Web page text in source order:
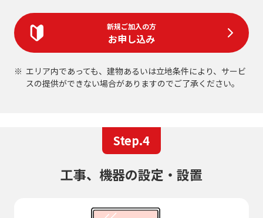
新規ご加入の方
お申し込み
エリア内であっても、建物あるいは立地条件により、サービ
スの提供ができない場合がありますのでご了承ください。
Step.4
工事、機器の設定・設置